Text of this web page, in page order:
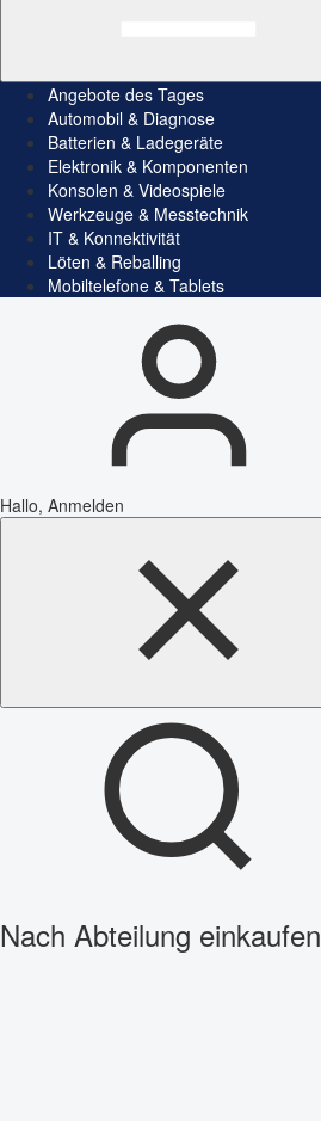
Angebote des Tages
Automobil & Diagnose
Batterien & Ladegeräte
Elektronik & Komponenten
Konsolen & Videospiele
Werkzeuge & Messtechnik
IT & Konnektivität
Löten & Reballing
Mobiltelefone & Tablets
Hallo, Anmelden
Nach Abteilung einkaufen